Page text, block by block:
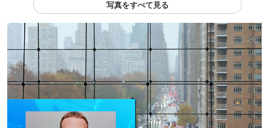
写真をすべて見る